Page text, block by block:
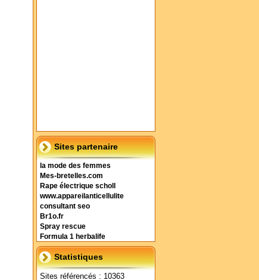
Sites partenaire
la mode des femmes
Mes-bretelles.com
Rape électrique scholl
www.appareilanticellulite
consultant seo
Br1o.fr
Spray rescue
Formula 1 herbalife
Statistiques
Sites référencés : 10363